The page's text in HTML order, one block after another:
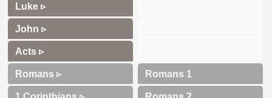
Luke ▹
John ▹
Acts ▹
Romans ▹